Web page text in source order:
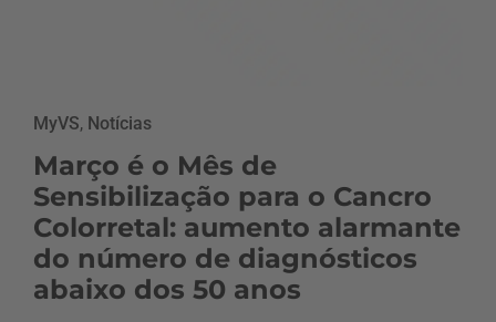
MyVS, Notícias
Março é o Mês de
Sensibilização para o Cancro
Colorretal: aumento alarmante
do número de diagnósticos
abaixo dos 50 anos